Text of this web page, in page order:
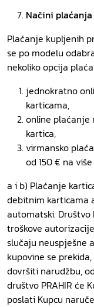
Načini plaćanja
Plaćanje kupljenih
se po modelu
nekoliko opcija
jednokratno
karticama,
online
kartica,
virmansko
od 150 € na više
a i b) Plaćanje
debitnim karticama
automatski. Društvo
troškove
slučaju neuspješne
kupovine se
dovršiti narudžbu,
društvo PRAHIR će
poslati Kupcu